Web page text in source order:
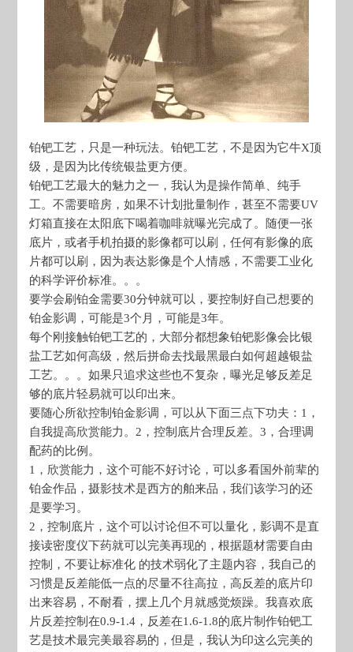
铂钯工艺，只是一种玩法。铂钯工艺，不是因为它牛X顶
级，是因为比传统银盐更方便。
铂钯工艺最大的魅力之一，我认为是操作简单、纯手
工。不需要暗房，如果不计划批量制作，甚至不需要UV
灯箱直接在太阳底下喝着咖啡就曝光完成了。随便一张
底片，或者手机拍摄的影像都可以刷，任何有影像的底
片都可以刷，因为表达影像是个人情感，不需要工业化
的科学评价标准。。。
要学会刷铂金需要30分钟就可以，要控制好自己想要的
铂金影调，可能是3个月，可能是3年。
每个刚接触铂钯工艺的，大部分都想象铂钯影像会比银
盐工艺如何高级，然后拼命去找最黑最白如何超越银盐
工艺。。。如果只追求这些也不复杂，曝光足够反差足
够的底片轻易就可以印出来。
要随心所欲控制铂金影调，可以从下面三点下功夫：1，
自我提高欣赏能力。2，控制底片合理反差。3，合理调
配药的比例。
1，欣赏能力，这个可能不好讨论，可以多看国外前辈的
铂金作品，摄影技术是西方的舶来品，我们该学习的还
是要学习。
2，控制底片，这个可以讨论但不可以量化，影调不是直
接读密度仪下药就可以完美再现的，根据题材需要自由
控制，不要让标准化 的技术弱化了主题内容，我自己的
习惯是反差能低一点的尽量不往高拉，高反差的底片印
出来容易，不耐看，摆上几个月就感觉烦躁。我喜欢底
片反差控制在0.9-1.4，反差在1.6-1.8的底片制作铂钯工
艺是技术最完美最容易的，但是，我认为印这么完美的